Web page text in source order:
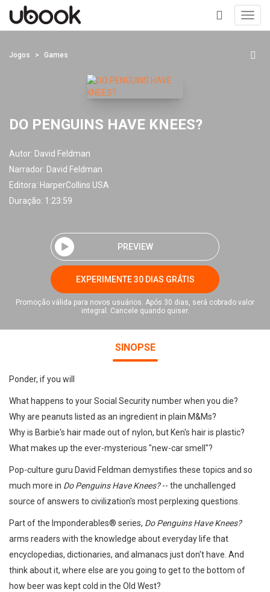
+
Jogos Games
DO PENGUINS HAVE KNEES?
Autor: David Feldman
Narrador: David Feldman
Editora: HarperCollins USA
Duração: 1:23:59
PREVIEW
EXPERIMENTE 30 DIAS GRÁTIS
Promoção válida para novos usuários. Após 30 dias, será cobrado valor
integral. Cancele quando quiser.
SINOPSE
Ponder, if you will
What happens to your Social Security number when you die?
Why are peanuts listed as an ingredient in plain M&Ms?
Why is Barbie's hair made out of nylon, but Ken's hair is plastic?
What makes up the ever-mysterious "new-car smell"?
Pop-culture guru David Feldman demystifies these topics and so
much more in Do Penguins Have Knees?-- the unchallenged
source of answers to civilization's most perplexing questions.
Part of the Imponderables® series, Do Penguins Have Knees?
arms readers with the knowledge about everyday life that
encyclopedias, dictionaries, and almanacs just don't have. And
think about it, where else are you going to get to the bottom of
how beer was kept cold in the Old West?